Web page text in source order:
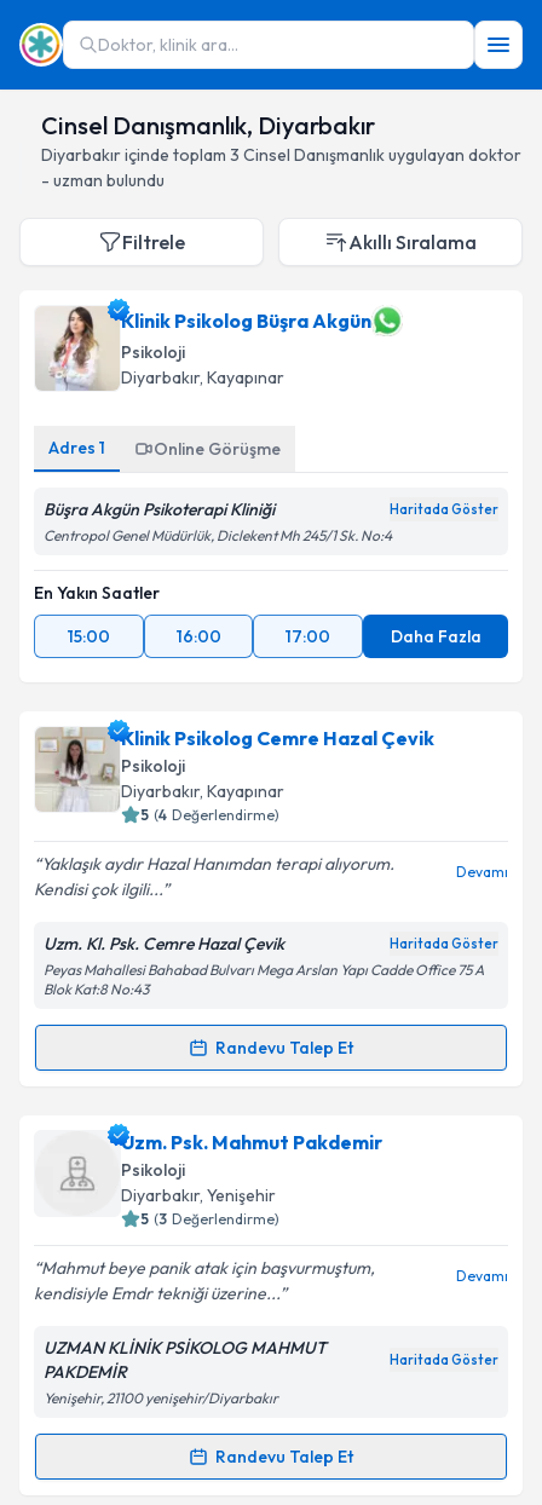
Doktor, klinik ara...
Cinsel Danışmanlık, Diyarbakır
Diyarbakıriçinde toplam 3 Cinsel Danışmanlıkuygulayan doktor
- uzman bulundu
Filtrele Akıllı Sıralama
Klinik Psikolog Büşra Akgün
Psikoloji
Diyarbakır, Kayapınar
Adres 1 Online Görüşme
Büşra Akgün Psikoterapi Kliniği Haritada Göster
Centropol Genel Müdürlük, Diclekent Mh 245/1 Sk. No:4
En Yakın Saatler
15:00
16:00 17:00 Daha Fazla
Klinik Psikolog Cemre Hazal Çevik
Psikoloji
Diyarbakır, Kayapınar
5 (4 Değerlendirme)
Yaklaşık aydır Hazal Hanımdan terapi alıyorum.
Kendisi çok ilgili...
Devamı
Uzm. Kl. Psk. Cemre Hazal Çevik Haritada Göster
Peyas Mahallesi Bahabad Bulvarı Mega Arslan Yapı Cadde Office 75 A
Blok Kat:8 No:43
Randevu Talep Et
Randevu Takvimi Talebi
Klinik Psikolog Cemre Hazal Çevikiçin randevu
takvimi talebi oluşturun. Size bu uzmandan randevu
almanız için bir takvim hazırlandığında e-posta ile
bilgilendireceğiz.
E-posta Adresiniz
Kişisel verilerimin işlenmesine ilişkin
Metni'ni okudum ve kişisel verilerimin belirtilen
kapsamda işlenmesini kabul ediyorum.
Uzm. Psk. Mahmut Pakdemir
Psikoloji
Diyarbakır, Yenişehir
5 (3 Değerlendirme)
Mahmut beye panik atak için başvurmuştum,
kendisiyle Emdr tekniği üzerine...
Devamı
UZMAN KLİNİK PSİKOLOG MAHMUT
PAKDEMİR
Haritada Göster
Yenişehir, 21100 yenişehir/Diyarbakır
Randevu Talep Et
Randevu Takvimi Talebi